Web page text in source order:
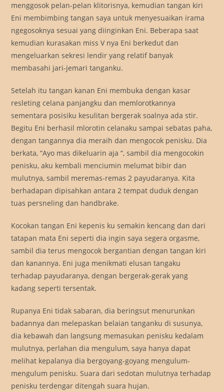
menggosok pelan-pelan klitorisnya, kemudian tangan kiri
Eni membimbing tangan saya untuk menyesuaikan irama
ngegosoknya sesuai yang diinginkan Eni. Beberapa saat
kemudian kurasakan miss V nya Eni berkedut dan
mengeluarkan sekresi lendir yang relatif banyak
membasahi jari-jemari tanganku.
Setelah itu tangan kanan Eni membuka dengan kasar
resleting celana panjangku dan memlorotkannya
sementara posisiku kesulitan bergerak soalnya ada stir.
Begitu Eni berhasil mlorotin celanaku sampai sebatas paha,
dengan tangannya dia meraih dan mengocok penisku. Dia
berkata, “Ayo mas dikeluarin aja “, sambil dia mengocokin
penisku, aku kembali menciumin melumat bibir dan
mulutnya, sambil meremas-remas 2 payudaranya. Kita
berhadapan dipisahkan antara 2 tempat duduk dengan
tuas persneling dan handbrake.
Kocokan tangan Eni kepenis ku semakin kencang dan dari
tatapan mata Eni seperti dia ingin saya segera orgasme,
sambil dia terus mengocok bergantian dengan tangan kiri
dan kanannya. Eni juga menikmati elusan tangaku
terhadap payudaranya, dengan bergerak-gerak yang
kadang seperti tersentak.
Rupanya Eni tidak sabaran, dia beringsut menurunkan
badannya dan melepaskan belaian tanganku di susunya,
dia kebawah dan langsung memasukan penisku kedalam
mulutnya, perlahan dia mengulum, saya hanya dapat
melihat kepalanya dia bergoyang-goyang mengulum-
mengulum penisku. Suara dari sedotan mulutnya terhadap
penisku terdengar ditengah suara hujan.